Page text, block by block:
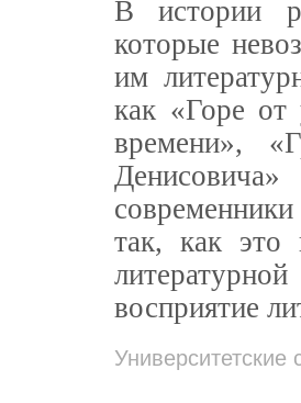
В истории
которые
им
как «Горе от
времени»,
так, как это
восприятие
Университетские